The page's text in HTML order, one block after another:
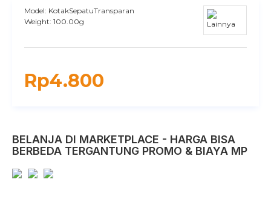
Rp4.800
Model: KotakSepatuTransparan
Weight: 100.00g
BELANJA DI MARKETPLACE - HARGA BISA
BERBEDA TERGANTUNG PROMO & BIAYA MP